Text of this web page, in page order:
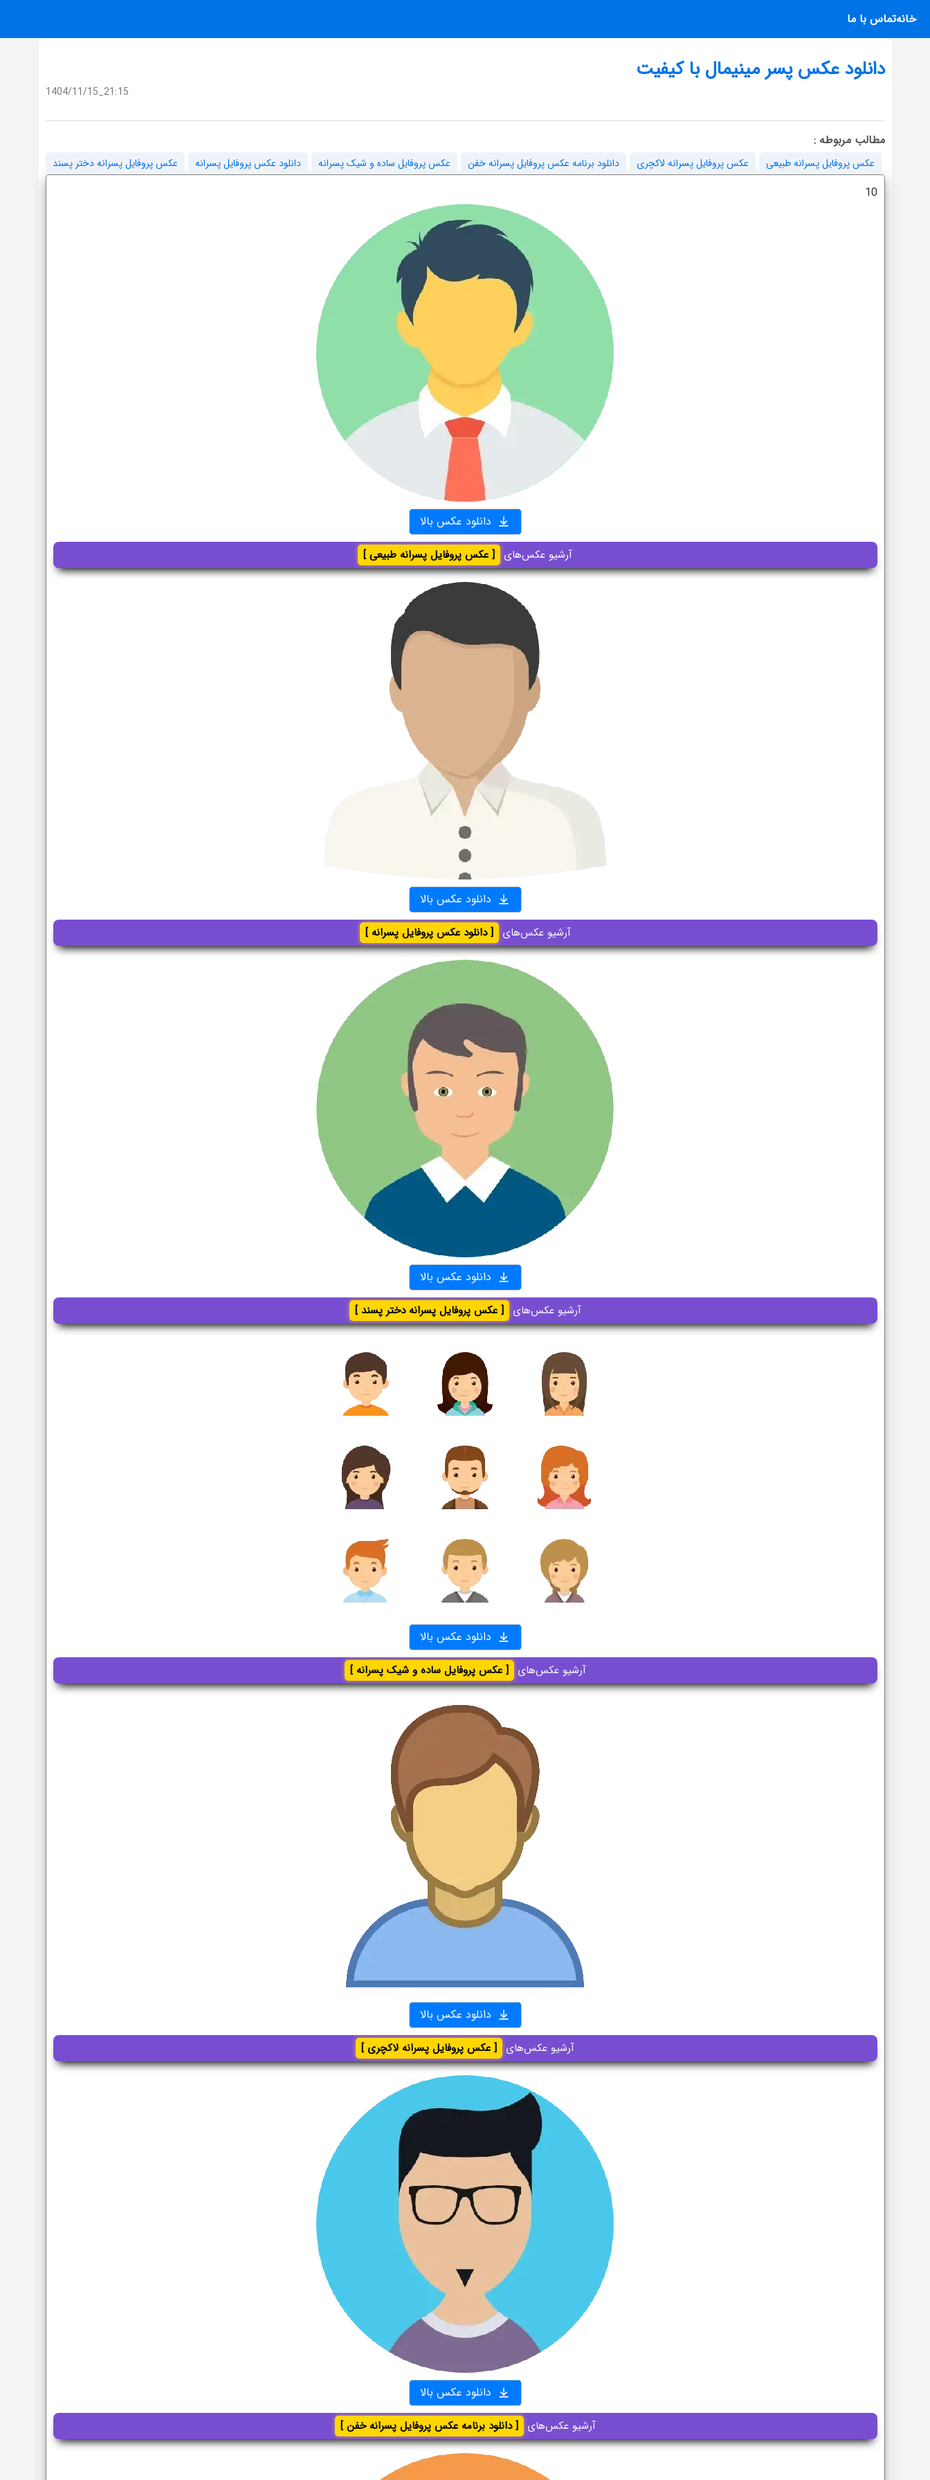
خانهتماس با ما
دانلود عکس پسر مینیمال با کیفیت
1404/11/15_21:15
مطالب مربوطه :
عکس پروفایل پسرانه طبیعی عکس پروفایل پسرانه لاکچری دانلود برنامه عکس پروفایل پسرانه خفن عکس پروفایل ساده و شیک پسرانه دانلود عکس پروفایل پسرانه عکس پروفایل پسرانه دختر پسند
10
دانلود عکس بالا
آرشیو عکس‌های [ عکس پروفایل پسرانه طبیعی ]
دانلود عکس بالا
آرشیو عکس‌های [ دانلود عکس پروفایل پسرانه ]
دانلود عکس بالا
آرشیو عکس‌های [ عکس پروفایل پسرانه دختر پسند ]
دانلود عکس بالا
آرشیو عکس‌های [ عکس پروفایل ساده و شیک پسرانه ]
دانلود عکس بالا
آرشیو عکس‌های [ عکس پروفایل پسرانه لاکچری ]
دانلود عکس بالا
آرشیو عکس‌های [ دانلود برنامه عکس پروفایل پسرانه خفن ]